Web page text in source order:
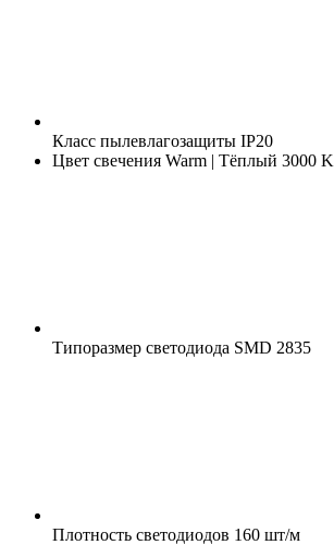
Класс пылевлагозащиты IP20
Цвет свечения Warm | Тёплый 3000 K
Типоразмер светодиода SMD 2835
Плотность светодиодов 160 шт/м